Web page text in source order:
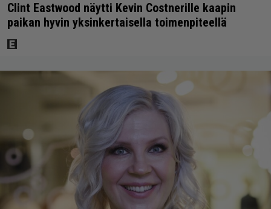
Clint Eastwood näytti Kevin Costnerille kaapin
paikan hyvin yksinkertaisella toimenpiteellä